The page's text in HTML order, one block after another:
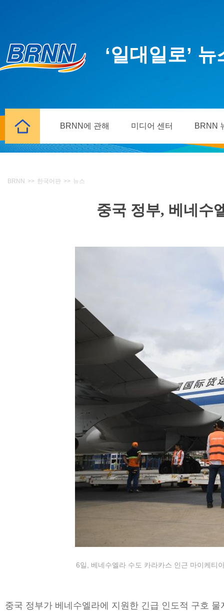
‘일대일로’
BRNN에 관해 미디어 센터 BRNN
BRNN >> 한국어판 >> 뉴스
중국 정부, 베네수
6일, 베네수엘라 수도 카라카스 인근 마이케티
중국 정부가 베네수엘라에 지원한 긴급 인도적 구호